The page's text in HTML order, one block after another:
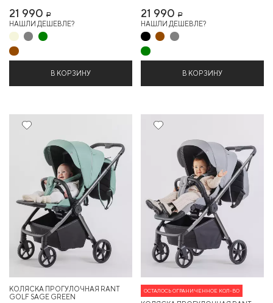
21 990 Р
НАШЛИ ДЕШЕВЛЕ?
В КОРЗИНУ
21 990 Р
НАШЛИ ДЕШЕВЛЕ?
В КОРЗИНУ
Хит
КОЛЯСКА ПРОГУЛОЧНАЯ RANT
GOLF SAGE GREEN
Хит
ОСТАЛОСЬ ОГРАНИЧЕННОЕ КОЛ-ВО